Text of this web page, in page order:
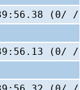
(0/
(0/